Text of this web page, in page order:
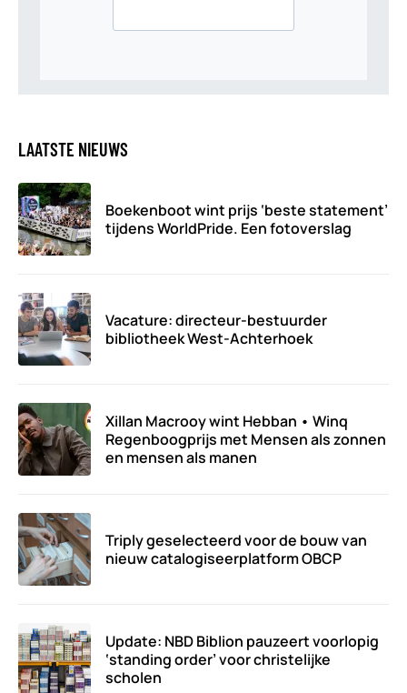
LAATSTE NIEUWS
Boekenboot wint prijs ‘beste statement’
tijdens WorldPride. Een fotoverslag
Vacature: directeur-bestuurder
bibliotheek West-Achterhoek
Xillan Macrooy wint Hebban • Winq
Regenboogprijs met Mensen als zonnen
en mensen als manen
Triply geselecteerd voor de bouw van
nieuw catalogiseerplatform OBCP
Update: NBD Biblion pauzeert voorlopig
‘standing order’ voor christelijke
scholen